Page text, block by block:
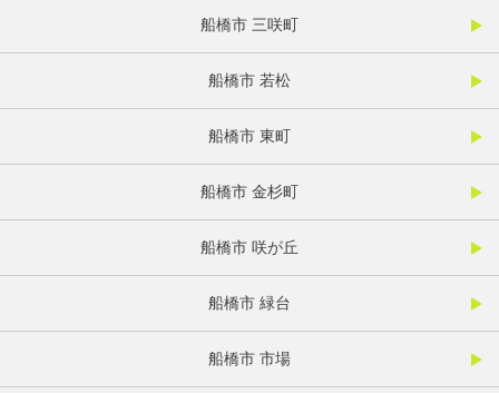
船橋市 三咲町
船橋市 若松
船橋市 東町
船橋市 金杉町
船橋市 咲が丘
船橋市 緑台
船橋市 市場